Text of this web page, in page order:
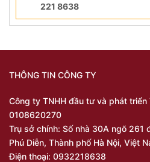
221 8638
THÔNG TIN CÔNG TY
Công ty TNHH đầu tư và phát triển
0108620270
Trụ sở chính: Số nhà 30A ngõ 261
Phú Diễn, Thành phố Hà Nội, Việt
Điện thoại: 0932218638